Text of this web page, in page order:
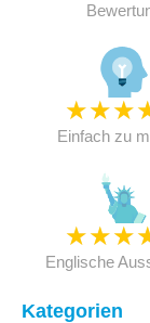
★★★
Einfach zu
★★★
Englische
Kategorien